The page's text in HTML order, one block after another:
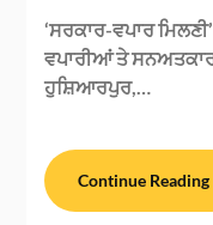
‘ਸਰਕਾਰ-ਵਪਾਰ
ਵਪਾਰੀਆਂ ਤੇ
ਹੁਸ਼ਿਆਰਪੁਰ,…
Continue Reading